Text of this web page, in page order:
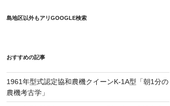
島地区以外もアリGOOGLE検索
おすすめの記事
1961年型式認定協和農機クイーンK-1A型「朝1分の
農機考古学」